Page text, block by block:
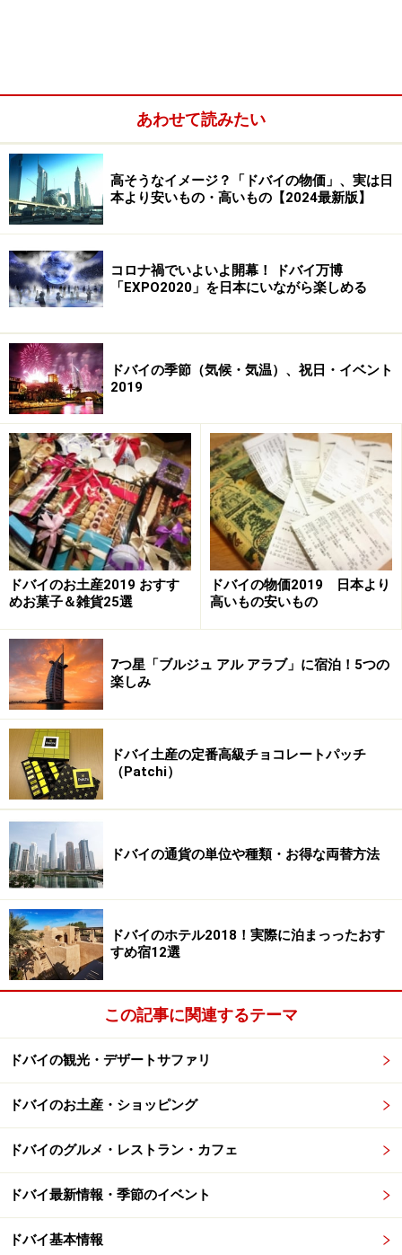
パッチの定番商品＆ガイドおすす商品
洗練されたデザインにテンションが上がるはず！
数多くあるチョコレートブランドの中でなぜ、パッチが
選ばれ続けるのか。1974年に誕生した老舗ブランドとし
て定評があるだけでなく、常に新しい商品を提供し続け
ており、定番商品でさえ違ったパッケージをほどこし見
をも飽きさせないブランドです。そしてその歴史の長さ
と知名度に甘えない日々進化する姿、まさにダーウィン
の「最も強いもの、賢いものが生き残るのではない。変
化するものが生き残る。」という名言がパッチにピッタ
リ合うと思います。
ドバイの観光スポットがプリントされたおみやげにピッタリ
のパッチ
定番としては、オーソドックスなミルクチョコレート、
クラッシュアーモンド、へ―ゼルナッツクリーム入りな
ど。その他、パンに塗るタイプのチョコレートクリーム
や子供が喜びそうなプラスチックケースに入った乗り物
の形をしたチョコレート、フルーツやナッツが綺麗に並
べられている板チョコなどバラエティーに富んだ品揃え
また食器やシルバーウェアの種類も豊富で、チョコレー
も多いよう。老若男女、国籍問わずお気に入りのお土産
を見つけることが出来るでしょう！
あわせて読みたい
高そうなイメージ？「ドバイの物価」、実は日
本より安いもの・高いもの【2024最新版】
コロナ禍でいよいよ開幕！ ドバイ万博
「EXPO2020」を日本にいながら楽しめる
ドバイの季節（気候・気温）、祝日・イベント
2019
ドバイのお土産2019 おすす
めお菓子＆雑貨25選
ドバイの物価2019 日本より
高いもの安いもの
7つ星「ブルジュ アル アラブ」に宿泊！5つの
楽しみ
ドバイ土産の定番高級チョコレートパッチ
（Patchi）
ドバイの通貨の単位や種類・お得な両替方法
ドバイのホテル2018！実際に泊まっったおす
すめ宿12選
この記事に関連するテーマ
ドバイの観光・デザートサファリ
ドバイのお土産・ショッピング
ドバイのグルメ・レストラン・カフェ
ドバイ最新情報・季節のイベント
ドバイ基本情報